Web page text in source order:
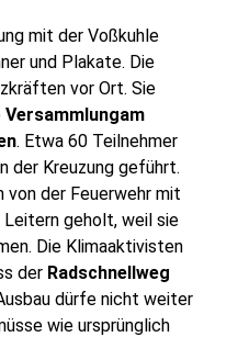
mit der Voßkuhle
und Plakate. Die
vor Ort. Sie
Versammlungam
. Etwa 60 Teilnehmer
der Kreuzung geführt.
von der Feuerwehr mit
geholt, weil sie
Die Klimaaktivisten
der Radschnellweg
dürfe nicht weiter
wie ursprünglich